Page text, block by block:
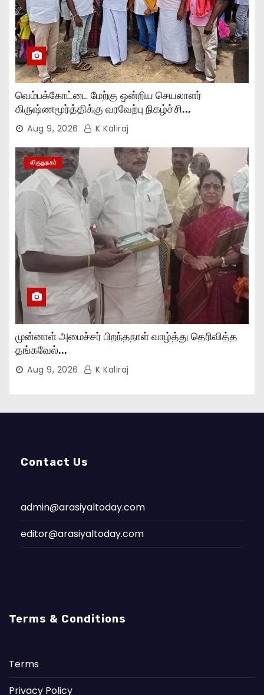
வெம்பக்கோட்டை மேற்கு ஒன்றிய செயலாளர்
கிருஷ்ணமூர்த்திக்கு வரவேற்பு நிகழ்ச்சி..,
Aug 9, 2026 K Kaliraj
விருதுநகர்
முன்னாள் அமைச்சர் பிறந்தநாள் வாழ்த்து தெரிவித்த
தங்கவேல்..,
Aug 9, 2026 K Kaliraj
Contact Us
admin@arasiyaltoday.com
editor@arasiyaltoday.com
Terms & Conditions
Terms
Privacy Policy